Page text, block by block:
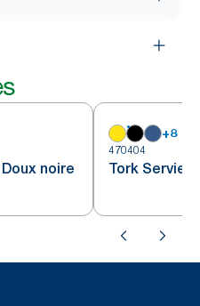
noire
+8
470404
Tork